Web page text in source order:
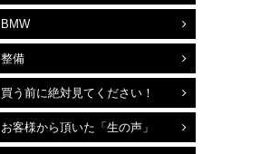
BMW
整備
買う前に絶対見てください！
お客様から頂いた「生の声」